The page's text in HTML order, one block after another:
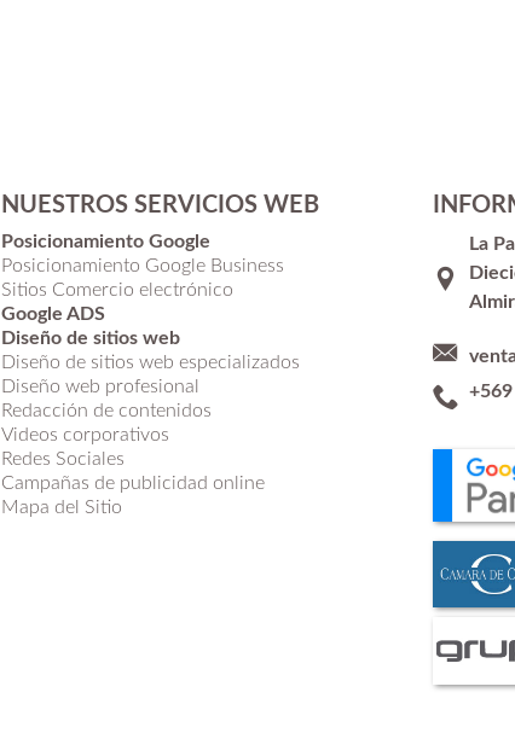
NUESTROS SERVICIOS WEB
Posicionamiento Google
Posicionamiento Google Business
Sitios Comercio electrónico
Google ADS
Diseño de sitios web
Diseño de sitios web especializados
Diseño web profesional
Redacción de contenidos
Videos corporativos
Redes Sociales
Campañas de publicidad online
Mapa del Sitio
La